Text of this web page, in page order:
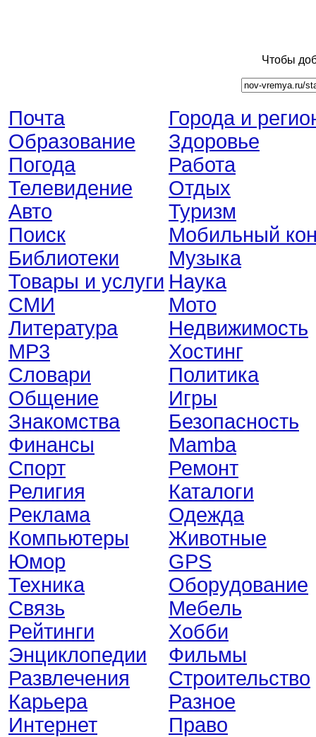
Чтобы
Почта
Образование
Погода
Телевидение
Авто
Поиск
Библиотеки
Товары и услуги
СМИ
Литература
MP3
Словари
Общение
Знакомства
Финансы
Спорт
Религия
Реклама
Компьютеры
Юмор
Техника
Связь
Рейтинги
Энциклопедии
Развлечения
Карьера
Интернет
Города и
Здоровье
Работа
Отдых
Туризм
Мобильный
Музыка
Наука
Мото
Недвижимость
Хостинг
Политика
Игры
Безопасность
Mamba
Ремонт
Каталоги
Одежда
Животные
GPS
Оборудование
Мебель
Хобби
Фильмы
Строительство
Разное
Право